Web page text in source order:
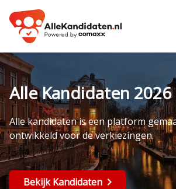
Alle Kandidaten 2026
Alle kandidaten is een platform
ontwikkeld voor de verkiezingen.
Bekijk Kandidaten